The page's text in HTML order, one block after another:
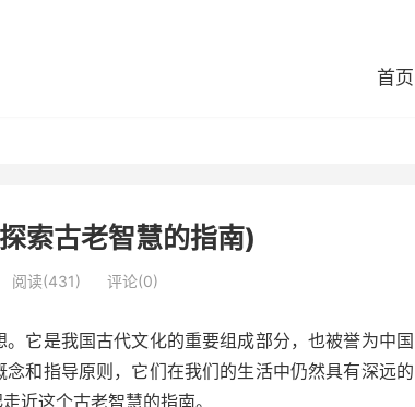
首页
索古老智慧的指南)
阅读(431) 评论(0)
它是我国古代文化的重要组成部分，也被誉为中国
和指导原则，它们在我们的生活中仍然具有深远的
近这个古老智慧的指南。